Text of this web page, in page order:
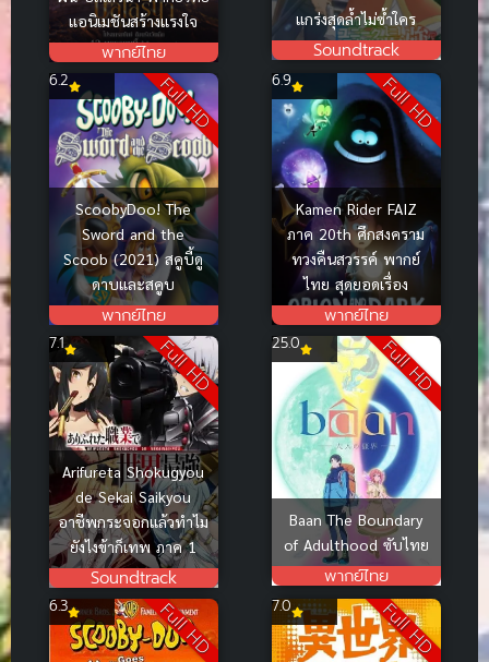
แอนิเมชันสร้างแรงใจ
พากย์ไทย
แกร่งสุดล้ำไม่ซ้ำใคร
Soundtrack
Full HD
ScoobyDoo! The
Sword and the
Scoob (2021) สคูบี้ดู
ดาบและสคูบ
พากย์ไทย
6.2 Full HD
Kamen Rider FAIZ
ภาค 20th ศึกสงคราม
ทวงคืนสวรรค์ พากย์
ไทย สุดยอดเรื่อง
พากย์ไทย
6.9
Full HD
Arifureta Shokugyou
de Sekai Saikyou
อาชีพกระจอกแล้วทำไม
ยังไงข้าก็เทพ ภาค 1
Soundtrack
7.1 Full HD
Baan The Boundary
of Adulthood ซับไทย
พากย์ไทย
25.0
Full HD
6.3 Full HD
7.0